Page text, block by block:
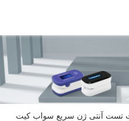
تست آنتی ژن سریع سواب کیت